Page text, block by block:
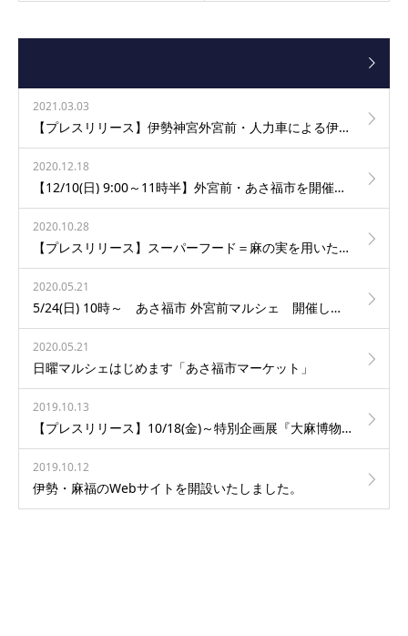
2021.03.03
【プレスリリース】伊勢神宮外宮前・人力車による伊勢志摩産・焼き芋・移動販売のお知らせ
2020.12.18
【12/10(日) 9:00～11時半】外宮前・あさ福市を開催します。
2020.10.28
【プレスリリース】スーパーフード＝麻の実を用いた「窯焼きピッツァ」カフェを外宮北御門前にオープン
2020.05.21
5/24(日) 10時～ あさ福市 外宮前マルシェ 開催します。
2020.05.21
日曜マルシェはじめます「あさ福市マーケット」
2019.10.13
【プレスリリース】10/18(金)～特別企画展『大麻博物館 in 伊勢・麻福』を開催いたします。
2019.10.12
伊勢・麻福のWebサイトを開設いたしました。